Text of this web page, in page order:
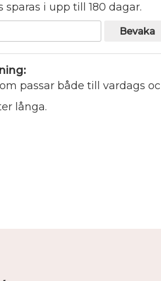
sparas i upp till 180 dagar.
Bevaka
passar både till vardags
långa.